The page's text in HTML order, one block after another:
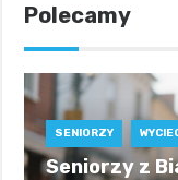
Polecamy
SENIORZY
Seniorzy z